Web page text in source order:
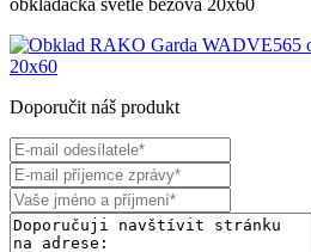
obkládačka světle béžová 20x60
Doporučit náš produkt